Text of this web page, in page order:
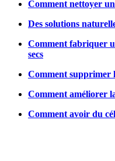
Comment nettoyer
Des solutions
Comment fabriquer
secs
Comment supprimer
Comment améliorer
Comment avoir du